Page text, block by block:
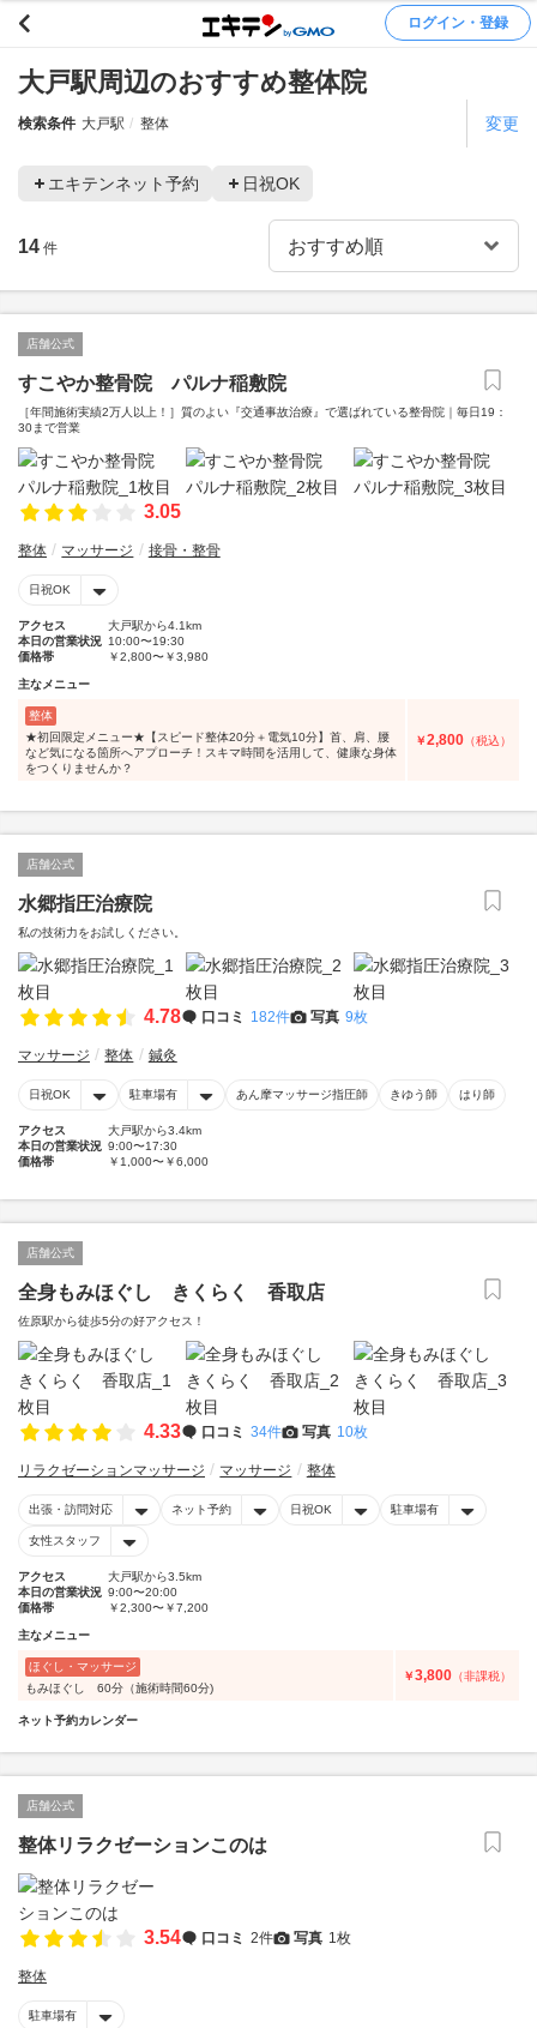
ログイン・登録
大戸駅周辺のおすすめ整体院
検索条件 大戸駅 整体 変更
エキテンネット予約 日祝OK
14 件
店舗公式
すこやか整骨院 パルナ稲敷院
［年間施術実績2万人以上！］質のよい『交通事故治療』で選ばれている整骨院｜毎日19：
30まで営業
3.05
整体 マッサージ 接骨・整骨
日祝OK
アクセス
大戸駅から4.1km
本日の営業状況 10:00〜19:30
価格帯
￥2,800〜￥3,980
主なメニュー
整体
★初回限定メニュー★【スピード整体20分＋電気10分】首、肩、腰
など気になる箇所へアプローチ！スキマ時間を活用して、健康な身体
をつくりませんか？
￥2,800 （税込）
店舗公式
水郷指圧治療院
私の技術力をお試しください。
4.78 口コミ 182件 写真 9枚
マッサージ 整体 鍼灸
日祝OK 駐車場有 あん摩マッサージ指圧師 きゆう師 はり師
アクセス
大戸駅から3.4km
本日の営業状況 9:00〜17:30
価格帯
￥1,000〜￥6,000
店舗公式
全身もみほぐし きくらく 香取店
佐原駅から徒歩5分の好アクセス！
4.33 口コミ 34件 写真 10枚
リラクゼーションマッサージ マッサージ 整体
出張・訪問対応 ネット予約 日祝OK 駐車場有
女性スタッフ
アクセス
大戸駅から3.5km
本日の営業状況 9:00〜20:00
価格帯
￥2,300〜￥7,200
主なメニュー
ほぐし・マッサージ
もみほぐし 60分（施術時間60分)
￥3,800 （非課税）
ネット予約カレンダー
店舗公式
整体リラクゼーションこのは
3.54 口コミ 2件 写真 1枚
整体
駐車場有